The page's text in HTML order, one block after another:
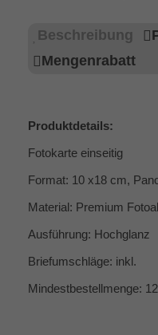
Beschreibung
Mengenrabatt
Produktdetails:
Fotokarte einseitig
Format: 10 x18 cm,
Material: Premium
Ausführung: Hochglanz
Briefumschläge: inkl.
Mindestbestellmenge: